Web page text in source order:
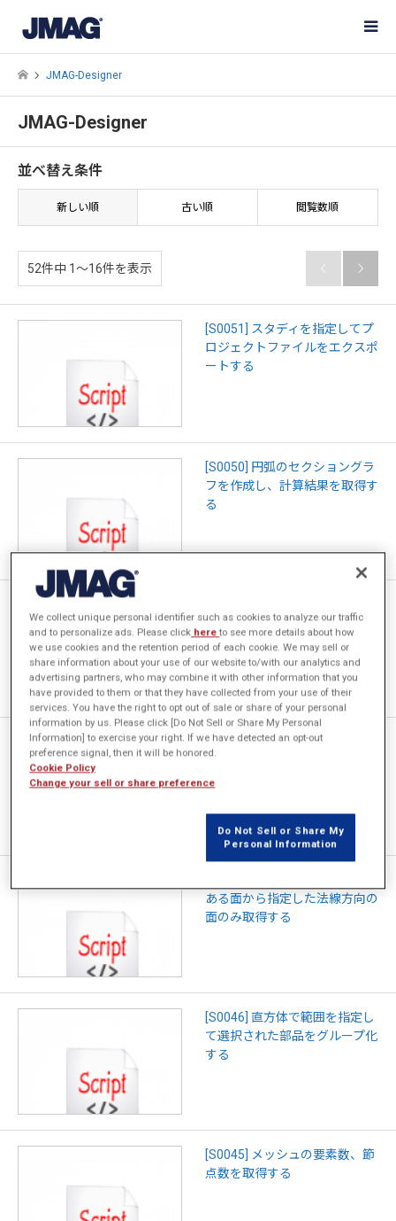
JMAG-Designer
JMAG-Designer
並べ替え条件
新しい順 古い順 閲覧数順
52件中 1〜16件を表示  
[S0051] スタディを指定してプ
ロジェクトファイルをエクスポ
ートする
[S0050] 円弧のセクショングラ
フを作成し、計算結果を取得す
る
率マップスタディで応答値テー
ブル作成を設定する
[S0048] 最適化におけるパラメ
ータ変数範囲を設定する
ある面から指定した法線方向の
面のみ取得する
[S0046] 直方体で範囲を指定し
て選択された部品をグループ化
する
[S0045] メッシュの要素数、節
点数を取得する
We collect unique personal identifier such as cookies to analyze our traffic
and to personalize ads. Please click hereto see more details about how
we use cookies and the retention period of each cookie. We may sell or
share information about your use of our website to/with our analytics and
advertising partners, who may combine it with other information that you
have provided to them or that they have collected from your use of their
services. You have the right to opt out of sale or share of your personal
information by us. Please click [Do Not Sell or Share My Personal
Information] to exercise your right. If we have detected an opt-out
preference signal, then it will be honored.
Cookie Policy
Change your sell or share preference
Do Not Sell or Share My
Personal Information